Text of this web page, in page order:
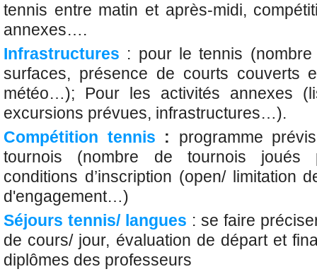
tennis entre matin et après-midi,
annexes….
Infrastructures : pour le tennis
surfaces, présence de courts couverts
météo…); Pour les activités annexes
excursions prévues, infrastructures…).
Compétition tennis : programme
tournois (nombre de tournois joués
conditions d’inscription (open/ limitation
d'engagement…)
Séjours tennis/ langues : se faire
de cours/ jour, évaluation de départ et
diplômes des professeurs